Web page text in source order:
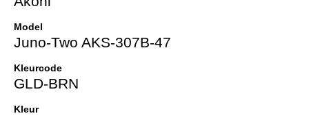
Model
Juno-Two AKS-307B-47
Kleurcode
GLD-BRN
Kleur